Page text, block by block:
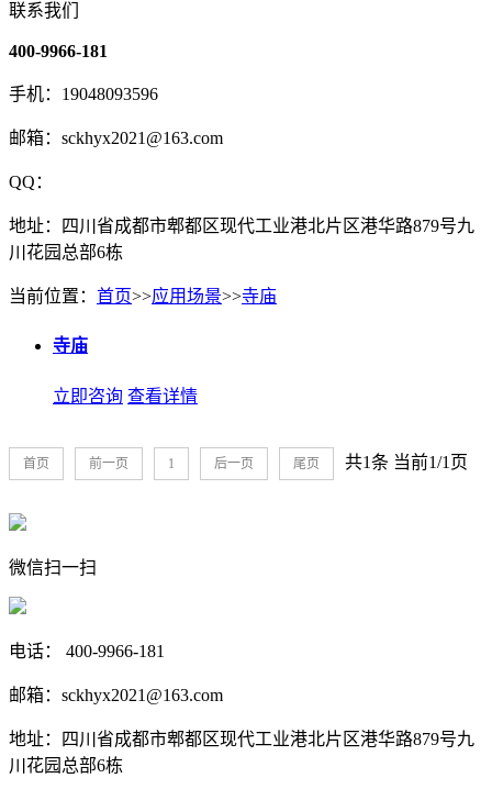
联系我们
400-9966-181
手机：19048093596
邮箱：sckhyx2021@163.com
QQ：
地址：四川省成都市郫都区现代工业港北片区港华路879号九
川花园总部6栋
当前位置： 首页>>应用场景>>寺庙
寺庙
立即咨询 查看详情
共1条 当前1/1页
首页 前一页 1 后一页 尾页
微信扫一扫
电话： 400-9966-181
邮箱：sckhyx2021@163.com
地址：四川省成都市郫都区现代工业港北片区港华路879号九
川花园总部6栋